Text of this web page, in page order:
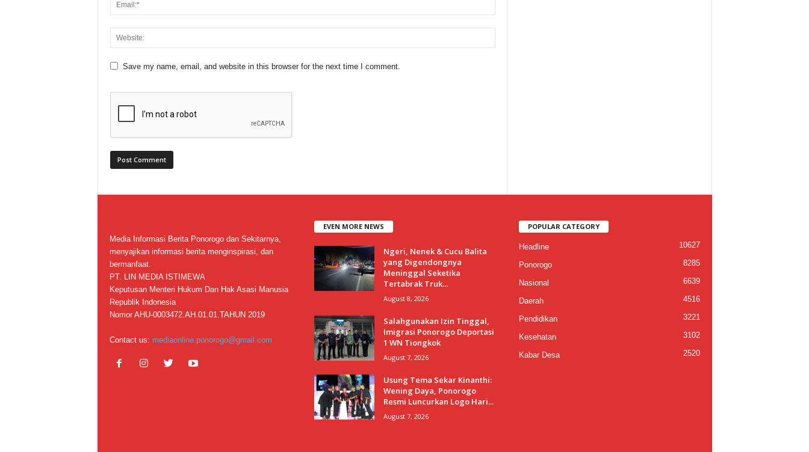
Save my name, email, and website in this browser for the next time I comment.
Media Informasi Berita Ponorogo dan Sekitarnya,
menyajikan informasi berita menginspirasi, dan
bermanfaat.
PT. LIN MEDIA ISTIMEWA
Keputusan Menteri Hukum Dan Hak Asasi Manusia
Republik Indonesia
Nomor AHU-0003472.AH.01.01.TAHUN 2019
Contact us: mediaonline.ponorogo@gmail.com
EVEN MORE NEWS
Ngeri, Nenek & Cucu Balita
yang Digendongnya
Meninggal Seketika
Tertabrak Truk...
August 8, 2026
Salahgunakan Izin Tinggal,
Imigrasi Ponorogo Deportasi
1 WN Tiongkok
August 7, 2026
Usung Tema Sekar Kinanthi:
Wening Daya, Ponorogo
Resmi Luncurkan Logo Hari...
August 7, 2026
POPULAR CATEGORY
Headline 10627
Ponorogo 8285
Nasional 6639
Daerah 4516
Pendidikan 3221
Kesehatan 3102
Kabar Desa 2520